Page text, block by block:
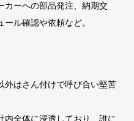
カーへの部品発注、納期交
ル確認や依頼など。
外はさん付けで呼び合い堅苦
内全体に浸透しており、誰に